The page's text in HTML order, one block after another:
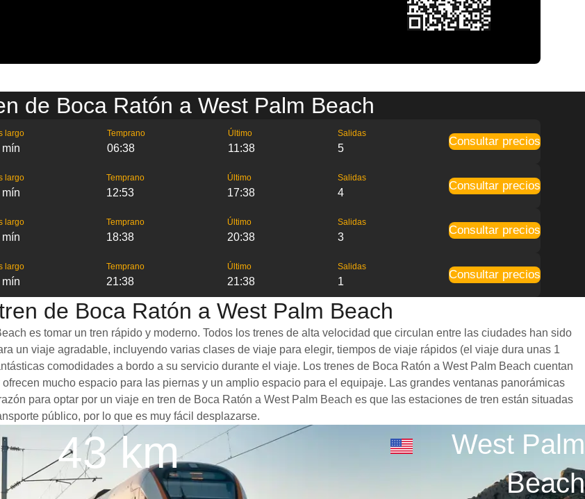
de Boca Ratón a West Palm Beach
largo
mín
Temprano
06:38
Último
11:38
Salidas
5
Consultar precios
largo
mín
Temprano
12:53
Último
17:38
Salidas
4
Consultar precios
largo
mín
Temprano
18:38
Último
20:38
Salidas
3
Consultar precios
largo
mín
Temprano
21:38
Último
21:38
Salidas
1
Consultar precios
de Boca Ratón a West Palm Beach
es tomar un tren rápido y moderno. Todos los trenes de alta velocidad que circulan entre las ciudades han sido
un viaje agradable, incluyendo varias clases de viaje para elegir, tiempos de viaje rápidos (el viaje dura unas 1
comodidades a bordo a su servicio durante el viaje. Los trenes de Boca Ratón a West Palm Beach cuentan
mucho espacio para las piernas y un amplio espacio para el equipaje. Las grandes ventanas panorámicas
para optar por un viaje en tren de Boca Ratón a West Palm Beach es que las estaciones de tren están situadas
público, por lo que es muy fácil desplazarse.
43 km
West Palm
Beach